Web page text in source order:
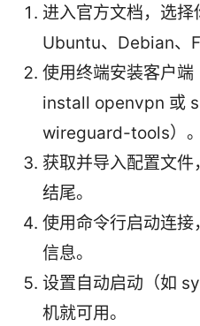
进入官方文档，选择
Ubuntu、Debian、
使用终端安装客户
install openvpn 或
wireguard-tools）。
获取并导入配置文
结尾。
使用命令行启动连
信息。
设置自动启动（如
机就可用。